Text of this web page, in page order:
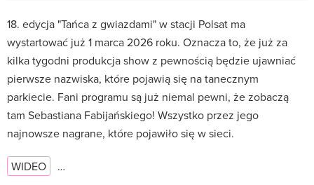
18. edycja "Tańca z gwiazdami" w stacji Polsat ma
wystartować już 1 marca 2026 roku. Oznacza to, że już za
kilka tygodni produkcja show z pewnością będzie ujawniać
pierwsze nazwiska, które pojawią się na tanecznym
parkiecie. Fani programu są już niemal pewni, że zobaczą
tam Sebastiana Fabijańskiego! Wszystko przez jego
najnowsze nagrane, które pojawiło się w sieci.
WIDEO …